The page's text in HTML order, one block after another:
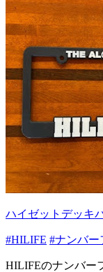
ハイゼットデッキ
#HILIFE #ナンバー
HILIFEのナンバー